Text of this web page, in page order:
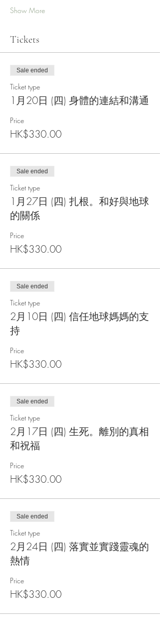
Show More
Tickets
Sale ended
Ticket type
1月20日 (四) 身體的連結和溝通
Price
HK$330.00
Sale ended
Ticket type
1月27日 (四) 扎根。和好與地球
的關係
Price
HK$330.00
Sale ended
Ticket type
2月10日 (四) 信任地球媽媽的支
持
Price
HK$330.00
Sale ended
Ticket type
2月17日 (四) 生死。離別的真相
和祝福
Price
HK$330.00
Sale ended
Ticket type
2月24日 (四) 落實並實踐靈魂的
熱情
Price
HK$330.00